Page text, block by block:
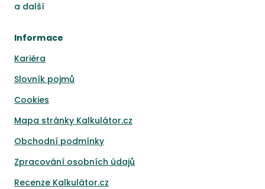
a další
Informace
Kariéra
Slovník pojmů
Cookies
Mapa stránky Kalkulátor.cz
Obchodní podmínky
Zpracování osobních údajů
Recenze Kalkulátor.cz